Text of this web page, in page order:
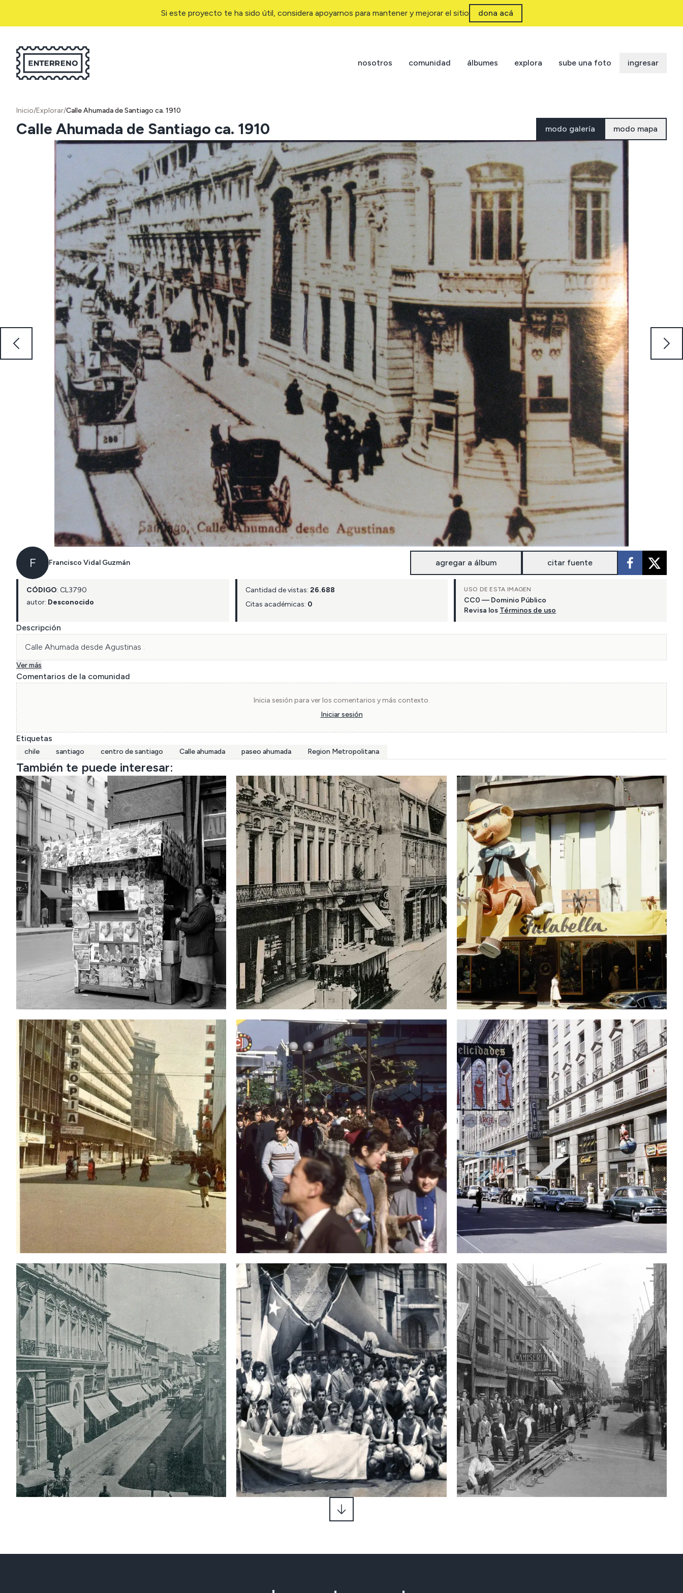
Si este proyecto te ha sido útil, considera apoyarnos para mantener y mejorar el sitio dona acá
nosotros comunidad álbumes explora sube una foto ingresar
Inicio/Explorar/Calle Ahumada de Santiago ca. 1910
Calle Ahumada de Santiago ca. 1910 modo galería modo mapa
F Francisco Vidal Guzmán agregar a álbum citar fuente
CÓDIGO: CL3790
autor: Desconocido
Cantidad de vistas: 26.688
Citas académicas: 0
USO DE ESTA IMAGEN
CC0 — Dominio Público
Revisa los Términos de uso
Descripción
Calle Ahumada desde Agustinas .
Ver más
Comentarios de la comunidad
Inicia sesión para ver los comentarios y más contexto.
Iniciar sesión
Etiquetas
chile santiago centro de santiago Calle ahumada paseo ahumada Region Metropolitana
También te puede interesar: